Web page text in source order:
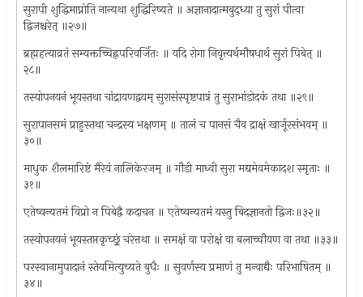
सुरापी शुद्धिमाप्नोति नान्यथा शुद्धिरिष्यते ॥ अज्ञानादात्मबुद्ध्य़ा तु सुरां पीत्वा
द्विजश्चरेत् ॥२७॥
ब्रह्महत्याव्रतं सम्यक्तच्चिह्नपरिवर्जितः ॥ यदि रोगा निवृत्त्यर्थमौषधार्थ सुरां पिबेत् ॥
२८॥
तस्योपनयनं भूयस्तथा चांद्रायणद्वयम् सुरासंस्पृष्टपात्रं तु सुराभांडोदकं तथा ॥२९॥
सुरापानसमं प्राहुस्तथा चन्द्रस्य भक्षणम् ॥ तालं च पानसं चैव द्राक्षं खार्जूरसंभवम् ॥
३०॥
माधुक शैलमारिष्टं मैरेयं नालिकेरजम् ॥ गौडी माध्वी सुरा मद्यमेवमेकादश स्मृताः ॥
३१॥
एतेष्वन्यतमं विप्रो न पिबेद्वै कदाचन ॥ एतेष्वन्यतमं यस्तु बिदज्ञानतो द्विजः॥३२॥
तस्योपनयनं भूयस्तप्तकृच्छ्र्रं चरेत्तथा ॥ समक्षं वा परोक्षं वा बलाच्चौयण वा तथा ॥३३॥
परस्वानामुपादानं स्तेयमित्युच्यते बुधैः ॥ सुवर्णस्य प्रमाणं तु मन्वाद्यैः परिभाषितम् ॥
३४॥